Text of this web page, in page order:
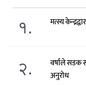
१. मत्स्य
२.
वर्षाले सडक
अनुरोध